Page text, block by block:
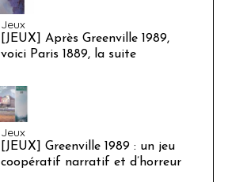
Jeux
[JEUX] Après Greenville 1989,
voici Paris 1889, la suite
Jeux
[JEUX] Greenville 1989 : un jeu
coopératif narratif et d’horreur